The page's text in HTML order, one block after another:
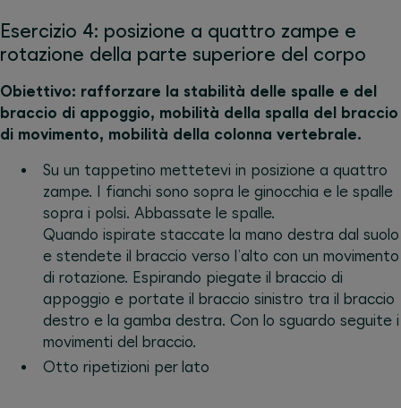
Esercizio 4: posizione a quattro zampe e
rotazione della parte superiore del corpo
Obiettivo: rafforzare la stabilità delle spalle e del
braccio di appoggio, mobilità della spalla del braccio
di movimento, mobilità della colonna vertebrale.
Su un tappetino mettetevi in posizione a quattro
zampe. I fianchi sono sopra le ginocchia e le spalle
sopra i polsi. Abbassate le spalle.
Quando ispirate staccate la mano destra dal suolo
e stendete il braccio verso l’alto con un movimento
di rotazione. Espirando piegate il braccio di
appoggio e portate il braccio sinistro tra il braccio
destro e la gamba destra. Con lo sguardo seguite i
movimenti del braccio.
Otto ripetizioni per lato